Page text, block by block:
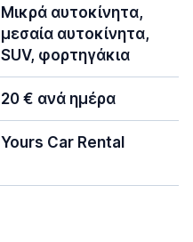
Μικρά αυτοκίνητα,
μεσαία αυτοκίνητα,
SUV, φορτηγάκια
20 € ανά ημέρα
Yours Car Rental